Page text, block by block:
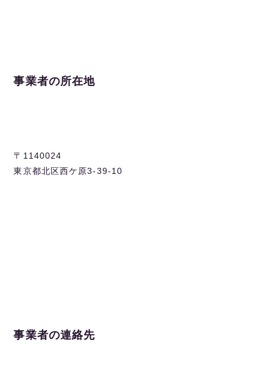
事業者の所在地
〒1140024
東京都北区西ケ原3-39-10
事業者の連絡先